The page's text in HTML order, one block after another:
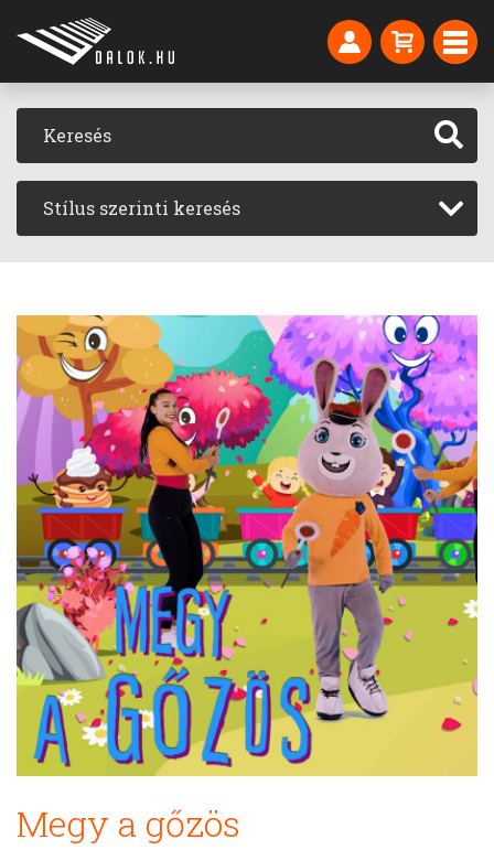
Stílus szerinti keresés
Megy a gőzös